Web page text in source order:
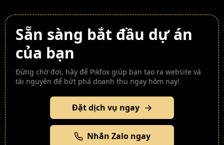
Sẵn sàng bắt đầu dự án
của bạn
Đừng chờ đợi, hãy để Pikfox giúp bạn tạo ra website và
tài nguyên để bứt phá doanh thu ngay hôm nay!
Đặt dịch vụ ngay
Nhắn Zalo ngay